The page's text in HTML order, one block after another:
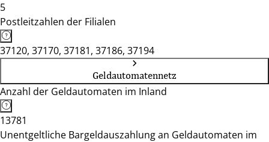
5
Postleitzahlen der Filialen
37120, 37170, 37181, 37186, 37194
Geldautomatennetz
Anzahl der Geldautomaten im Inland
13781
Unentgeltliche Bargeldauszahlung an Geldautomaten im